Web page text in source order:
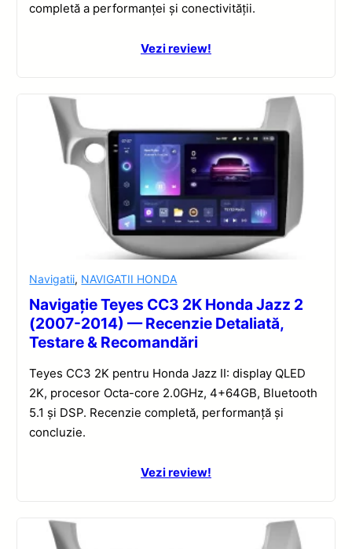
completă a performanței și conectivității.
Vezi review!
Navigatii, NAVIGATII HONDA
Navigație Teyes CC3 2K Honda Jazz 2
(2007-2014) — Recenzie Detaliată,
Testare & Recomandări
Teyes CC3 2K pentru Honda Jazz II: display QLED
2K, procesor Octa-core 2.0GHz, 4+64GB, Bluetooth
5.1 și DSP. Recenzie completă, performanță și
concluzie.
Vezi review!